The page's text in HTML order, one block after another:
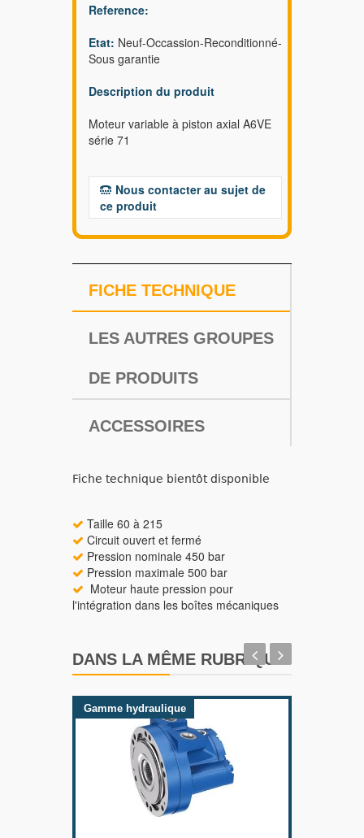
Reference:
Etat: Neuf-Occassion-Reconditionné-
Sous garantie
Description du produit
Moteur variable à piston axial A6VE
série 71
Nous contacter au sujet de
ce produit
FICHE TECHNIQUE
LES AUTRES GROUPES
DE PRODUITS
ACCESSOIRES
Fiche technique bientôt disponible
Taille 60 à 215
Circuit ouvert et fermé
Pression nominale 450 bar
Pression maximale 500 bar
Moteur haute pression pour
l'intégration dans les boîtes mécaniques
DANS LA MÊME RUBRIQUE
Gamme hydraulique